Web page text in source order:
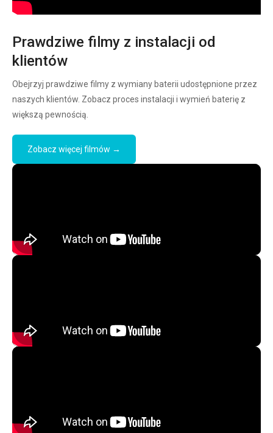
Prawdziwe filmy z instalacji od
klientów
Obejrzyj prawdziwe filmy z wymiany baterii udostępnione przez
naszych klientów. Zobacz proces instalacji i wymień baterię z
większą pewnością.
Zobacz więcej filmów →